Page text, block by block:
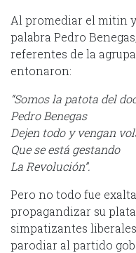
Al promediar el mitin
palabra Pedro
referentes de la
entonaron:
“Somos la patota del
Pedro Benegas
Dejen todo y vengan
Que se está gestando
La Revolución”.
Pero no todo fue
propagandizar su
simpatizantes
parodiar al partido